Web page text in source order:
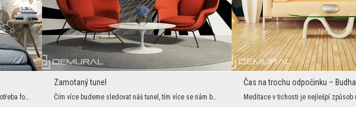
Zamotaný tunel Čas na trochu odpočinku – Budha